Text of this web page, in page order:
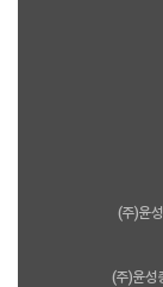
(주)윤
(주)윤성